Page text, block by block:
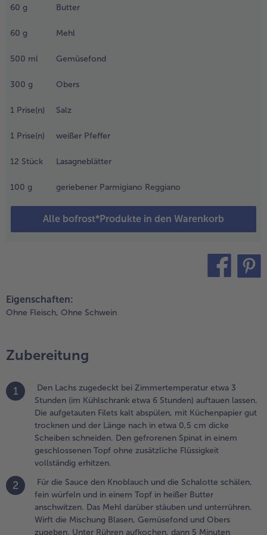
60 g Butter
60 g Mehl
500 ml Gemüsefond
300 g Obers
1 Prise(n) Salz
1 Prise(n) weißer Pfeffer
12 Stück Lasagneblätter
100 g geriebener Parmigiano Reggiano
Alle bofrost*Produkte in den Warenkorb
gut
nach in etwa
Spinat
die Sauce
Topf in
Butter
und
die
Rühren
5
mit Salz
Pfeffer
Eigenschaften:
Ohne Fleisch, Ohne Schwein
Zubereitung
1
Den Lachs zugedeckt bei Zimmertemperatur etwa 3
Stunden (im Kühlschrank etwa 6 Stunden) auftauen lassen.
Die aufgetauten Filets kalt abspülen, mit Küchenpapier gut
trocknen und der Länge nach in etwa 0,5 cm dicke
Scheiben schneiden. Den gefrorenen Spinat in einem
geschlossenen Topf ohne zusätzliche Flüssigkeit
vollständig erhitzen.
2
Für die Sauce den Knoblauch und die Schalotte schälen,
fein würfeln und in einem Topf in heißer Butter
anschwitzen. Das Mehl darüber stäuben und unterrühren.
Wirft die Mischung Blasen, Gemüsefond und Obers
zugeben. Unter Rühren aufkochen, dann 5 Minuten